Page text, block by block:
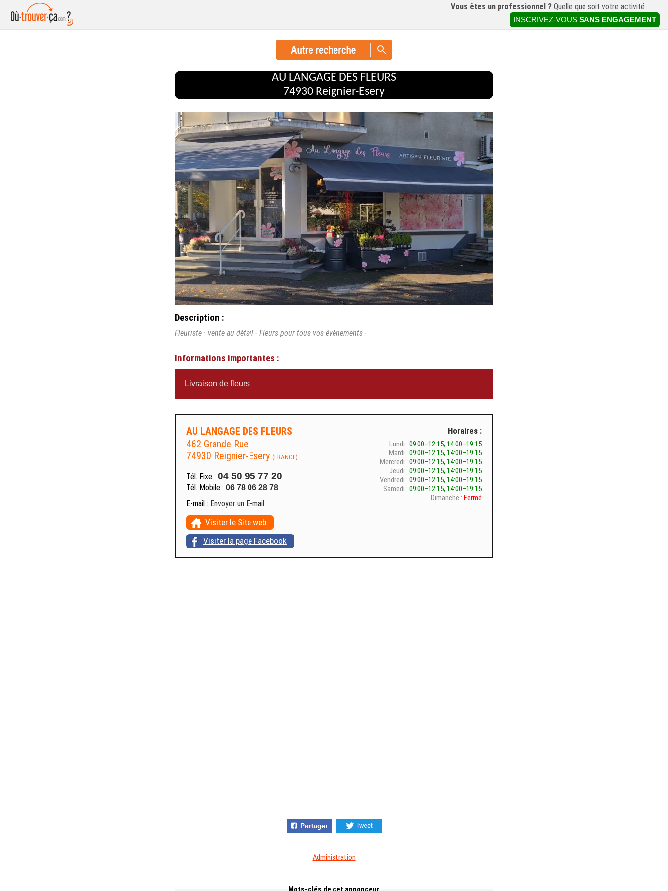
Vous êtes un professionnel ? Quelle que soit votre activité
INSCRIVEZ-VOUS SANS ENGAGEMENT
AU LANGAGE DES FLEURS
74930 Reignier-Esery
Description :
Fleuriste · vente au détail - Fleurs pour tous vos évènements -
Informations importantes :
Livraison de fleurs
AU LANGAGE DES FLEURS
462 Grande Rue
74930 Reignier-Esery (FRANCE)
Tél. Fixe : 04 50 95 77 20
Tél. Mobile : 06 78 06 28 78
E-mail : Envoyer un E-mail
Visiter le Site web
Visiter la page Facebook
Horaires :
Lundi : 09:00–12:15, 14:00–19:15
Mardi : 09:00–12:15, 14:00–19:15
Mercredi : 09:00–12:15, 14:00–19:15
Jeudi : 09:00–12:15, 14:00–19:15
Vendredi : 09:00–12:15, 14:00–19:15
Samedi : 09:00–12:15, 14:00–19:15
Dimanche : Fermé
Administration
Mots-clés de cet annonceur